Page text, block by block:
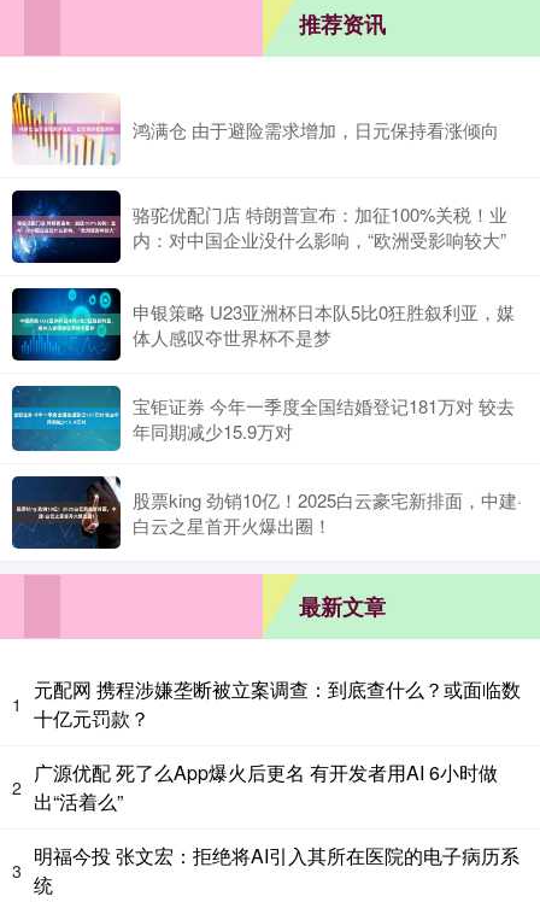
推荐资讯
鸿满仓 由于避险需求增加，日元保持看涨倾向
骆驼优配门店 特朗普宣布：加征100%关税！业
内：对中国企业没什么影响，“欧洲受影响较大”
申银策略 U23亚洲杯日本队5比0狂胜叙利亚，媒
体人感叹夺世界杯不是梦
宝钜证券 今年一季度全国结婚登记181万对 较去
年同期减少15.9万对
股票king 劲销10亿！2025白云豪宅新排面，中建·
白云之星首开火爆出圈！
最新文章
1
元配网 携程涉嫌垄断被立案调查：到底查什么？或面临数
十亿元罚款？
2
广源优配 死了么App爆火后更名 有开发者用AI 6小时做
出“活着么”
3
明福今投 张文宏：拒绝将AI引入其所在医院的电子病历系
统